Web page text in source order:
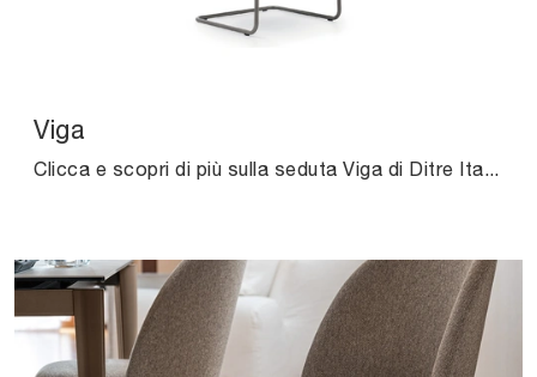
Viga
Clicca e scopri di più sulla seduta Viga di Ditre Italia in pelle: le più originali Sedie fisse design ti aspettano.